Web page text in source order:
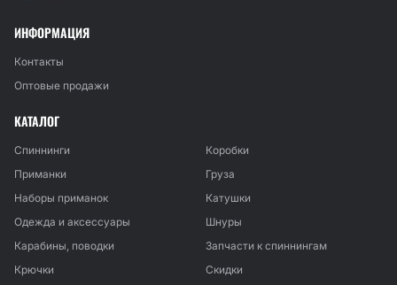
ИНФОРМАЦИЯ
Контакты
Оптовые продажи
КАТАЛОГ
Спиннинги
Коробки
Приманки
Груза
Наборы приманок
Катушки
Одежда и аксессуары
Шнуры
Карабины, поводки
Запчасти к спиннингам
Крючки
Скидки